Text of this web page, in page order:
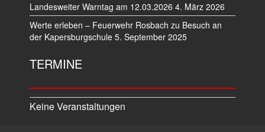
Landesweiter Warntag am 12.03.2026 4. März 2026
Werte erleben – Feuerwehr Rosbach zu Besuch an
der Kapersburgschule 5. September 2025
TERMINE
Keine Veranstaltungen